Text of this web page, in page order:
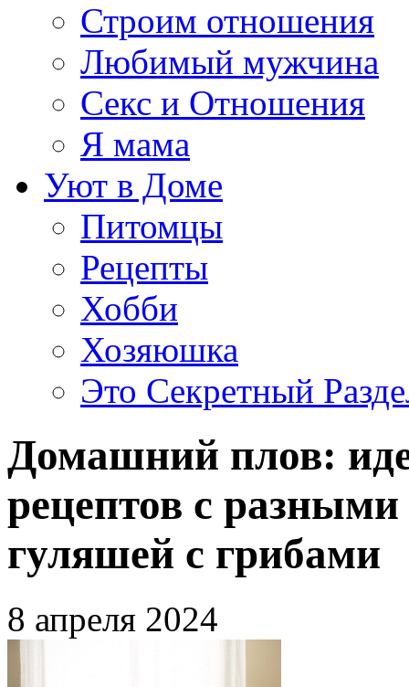
Строим отношения
Любимый мужчина
Секс и Отношения
Я мама
Уют в Доме
Питомцы
Рецепты
Хобби
Хозяюшка
Это Секретный
Домашний плов:
рецептов с
гуляшей с грибами
8 апреля 2024